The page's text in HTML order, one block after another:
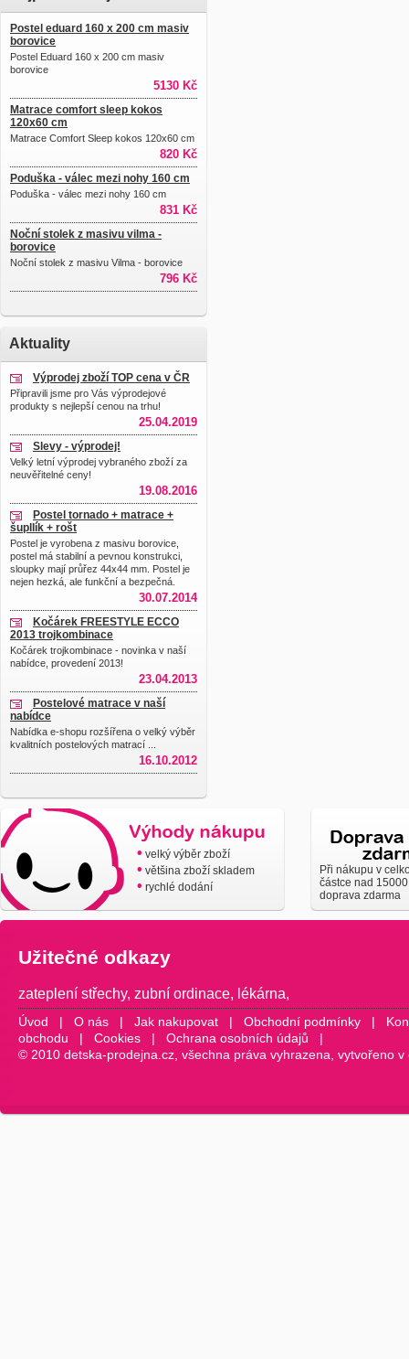
Postel eduard 160 x 200 cm masiv
borovice
Postel Eduard 160 x 200 cm masiv
borovice
5130 Kč
Matrace comfort sleep kokos
120x60 cm
Matrace Comfort Sleep kokos 120x60 cm
820 Kč
Poduška - válec mezi nohy 160 cm
Poduška - válec mezi nohy 160 cm
831 Kč
Noční stolek z masivu vilma -
borovice
Noční stolek z masivu Vilma - borovice
796 Kč
Aktuality
Výprodej zboží TOP cena v ČR
Připravili jsme pro Vás výprodejové
produkty s nejlepší cenou na trhu!
25.04.2019
Slevy - výprodej!
Velký letní výprodej vybraného zboží za
neuvěřitelné ceny!
19.08.2016
Postel tornado + matrace +
šupllík + rošt
Postel je vyrobena z masivu borovice,
postel má stabilní a pevnou konstrukci,
sloupky mají průřez 44x44 mm. Postel je
nejen hezká, ale funkční a bezpečná.
30.07.2014
Kočárek FREESTYLE ECCO
2013 trojkombinace
Kočárek trojkombinace - novinka v naší
nabídce, provedení 2013!
23.04.2013
Postelové matrace v naší
nabídce
Nabídka e-shopu rozšířena o velký výběr
kvalitních postelových matrací ...
16.10.2012
• velký výběr zboží
• většina zboží skladem
• rychlé dodání
Při nákupu v
částce nad
doprava zdarma
Užitečné odkazy
zateplení střechy, zubní ordinace, lékárna,
Úvod | O nás | Jak nakupovat | Obchodní podmínky |
obchodu | Cookies | Ochrana osobních údajů |
© 2010 detska-prodejna.cz, všechna práva vyhrazena, vytvořeno v